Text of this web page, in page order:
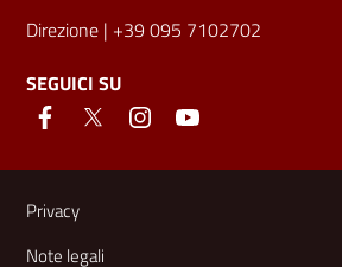
Direzione | +39 095 7102702
SEGUICI SU
Link e informazioni utili
Privacy
Note legali